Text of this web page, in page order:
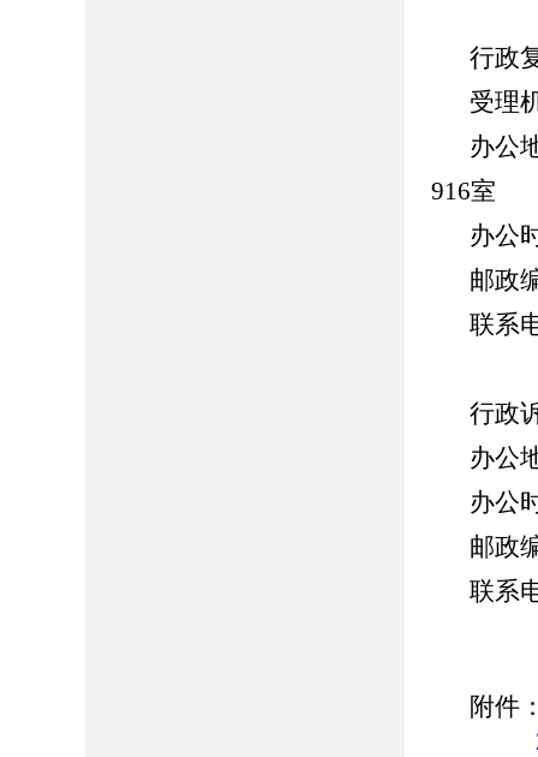
行政
受理
办公
916室
办公
邮政
联系
行政
办公
办公
邮政
联系
附件
2.